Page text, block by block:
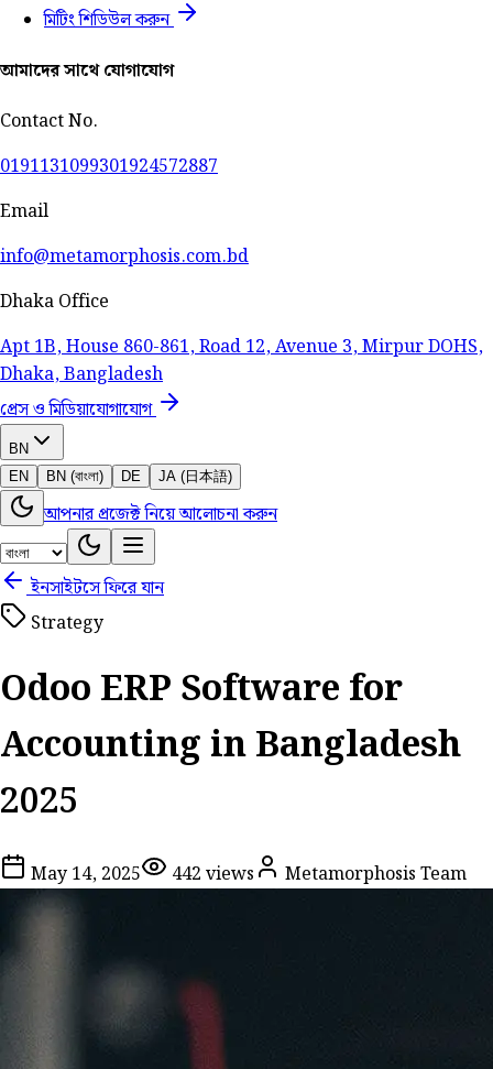
মিটিং শিডিউল করুন
আমাদের সাথে যোগাযোগ
Contact No.
0191131099301924572887
Email
info@metamorphosis.com.bd
Dhaka Office
Apt 1B, House 860-861, Road 12, Avenue 3, Mirpur DOHS,
Dhaka, Bangladesh
প্রেস ও মিডিয়াযোগাযোগ
BN
EN
BN (বাংলা) DE JA (日本語)
আপনার প্রজেক্ট নিয়ে আলোচনা করুন
ইনসাইটসে ফিরে যান
Strategy
Odoo ERP Software for
Accounting in Bangladesh
2025
May 14, 2025 442 views Metamorphosis Team